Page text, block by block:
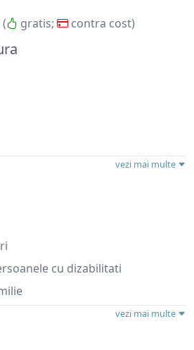
( gratis; contra cost)
vezi mai multe
cu dizabilitati
vezi mai multe